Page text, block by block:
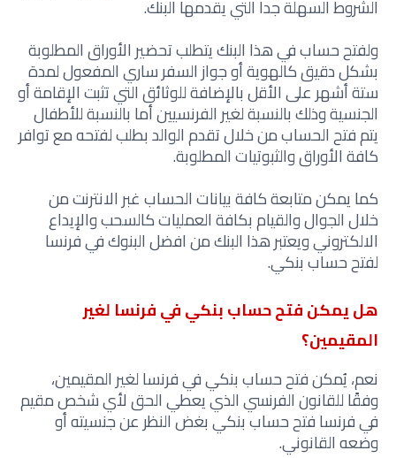
الشروط السهلة جدا التي يقدمها البنك.
ولفتح حساب في هذا البنك يتطلب تحضير الأوراق المطلوبة
بشكل دقيق كالهوية أو جواز السفر ساري المفعول لمدة
ستة أشهر على الأقل بالإضافة للوثائق التي تثبت الإقامة أو
الجنسية وذلك بالنسبة لغير الفرنسيين أما بالنسبة للأطفال
يتم فتح الحساب من خلال تقدم الوالد بطلب لفتحه مع توافر
كافة الأوراق والثبوتيات المطلوبة.
كما يمكن متابعة كافة بيانات الحساب غبر الانترنت من
خلال الجوال والقيام بكافة العمليات كالسحب والإيداع
الالكتروني ويعتبر هذا البنك من افضل البنوك في فرنسا
لفتح حساب بنكي.
هل يمكن فتح حساب بنكي في فرنسا لغير
المقيمين؟
نعم، يُمكن فتح حساب بنكي في فرنسا لغير المقيمين،
وفقًا للقانون الفرنسي الذي يعطي الحقلأي شخص مقيم
في فرنسافتح حساب بنكي بغض النظر عن جنسيته أو
وضعه القانوني.